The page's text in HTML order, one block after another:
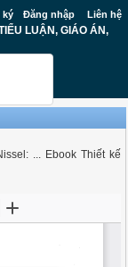
ký Đăng nhập Liên hệ
LUẬN, GIÁO ÁN,
... Ebook Thiết kế